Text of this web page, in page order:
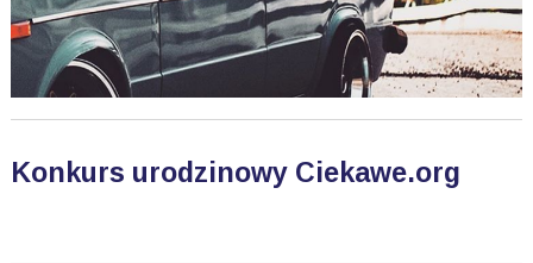
Konkurs urodzinowy Ciekawe.org